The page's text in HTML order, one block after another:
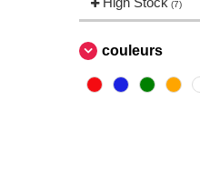
(7)
couleurs